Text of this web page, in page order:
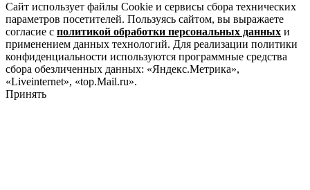
Сайт использует файлы Cookie и сервисы сбора технических
параметров посетителей. Пользуясь сайтом, вы выражаете
согласие с политикой обработки персональных данных и
применением данных технологий. Для реализации политики
конфиденциальности используются программные средства
сбора обезличенных данных: «Яндекс.Метрика»,
«Liveinternet», «top.Mail.ru».
Принять